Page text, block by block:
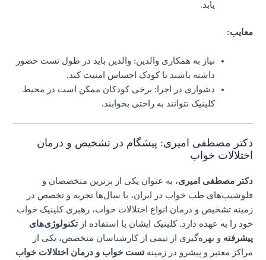
یابد.
معایب:
نیاز به همکاری والدین: والدین باید در طول تست حضور
داشته باشند تا کودک احساس امنیت کند.
دشواری در اجرا: برخی کودکان ممکن است در محیط
کلینیک نتوانند به راحتی بخوابند.
دکتر مصطفی امیری: پیشگام در تشخیص و درمان
اختلالات خواب
دکتر مصطفی امیری، به عنوان یکی از برترین متخصصان و
فلوشیپ‌های طب خواب در ایران، با سال‌ها تجربه و تخصص در
زمینه تشخیص و درمان انواع اختلالات خواب، رهبری کلینیک خواب
خود را به عهده دارد. کلینیک ایشان با استفاده ازتکنولوژی‌های
پیشرفته و بهره‌گیری از تیمی از کارشناسان متخصص، یکی از
مراکز معتبر و پیشرو در زمینهتست خواب و درمان اختلالات خواب